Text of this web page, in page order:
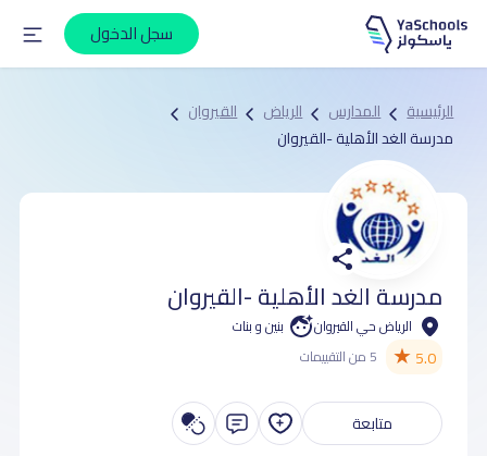
سجل الدخول
الرئيسية المدارس الرياض
القيروان
مدرسة الغد الأهلية -القيروان
مدرسة الغد الأهلية -القيروان
الرياض حي القيروان بنين و بنات
5.0
★ 5 من التقييمات
متابعة